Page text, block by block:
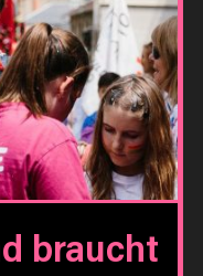
braucht